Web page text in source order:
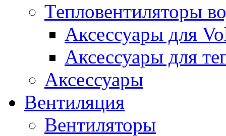
Тепловентиляторы
Аксессуары для
Аксессуары для
Аксессуары
Вентиляция
Вентиляторы